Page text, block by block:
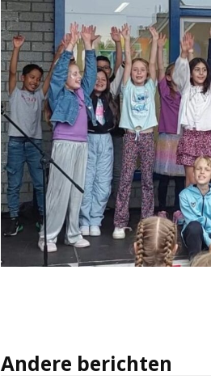
Andere berichten